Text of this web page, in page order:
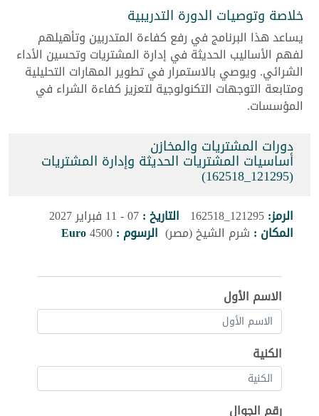
خلاصة وتوصيات الدورة التدريبية
يساعد هذا البرنامج في رفع كفاءة المتدربين وتأهيلهم
لفهم الأساليب الحديثة في إدارة المشتريات وتحسين الأداء
الشرائي. ويوصي بالاستمرار في تطوير المهارات التحليلية
ومتابعة التوجهات التكنولوجية لتعزيز كفاءة الشراء في
المؤسسات.
دورات المشتريات والمخازن
أساسيات المشتريات الحديثة وإدارة المشتريات
(121295_162518)
الرمز:121295_162518 التاريخ :07 - 11 فبراير 2027
المكان : شرم الشيخ (مصر) الرسوم :4500
Euro
الاسم الأول
الكنية
رقم الجوال